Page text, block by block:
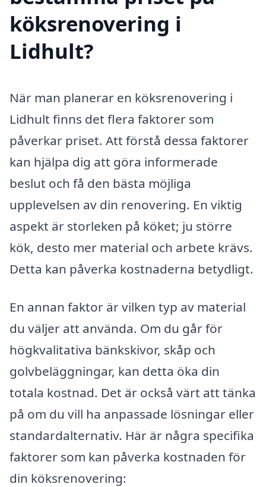
köksrenovering i
Lidhult?
När man planerar en köksrenovering i
Lidhult finns det flera faktorer som
påverkar priset. Att förstå dessa faktorer
kan hjälpa dig att göra informerade
beslut och få den bästa möjliga
upplevelsen av din renovering. En viktig
aspekt är storleken på köket; ju större
kök, desto mer material och arbete krävs.
Detta kan påverka kostnaderna betydligt.
En annan faktor är vilken typ av material
du väljer att använda. Om du går för
högkvalitativa bänkskivor, skåp och
golvbeläggningar, kan detta öka din
totala kostnad. Det är också värt att tänka
på om du vill ha anpassade lösningar eller
standardalternativ. Här är några specifika
faktorer som kan påverka kostnaden för
din köksrenovering: